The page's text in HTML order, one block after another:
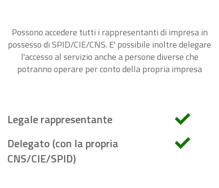
Possono accedere tutti i rappresentanti di impresa in
possesso di SPID/CIE/CNS. E' possibile inoltre delegare
l'accesso al servizio anche a persone diverse che
potranno operare per conto della propria impresa
Legale rappresentante
Delegato (con la propria
CNS/CIE/SPID)